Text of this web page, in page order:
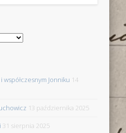
Jonniku 14
13 października 2025
31 sierpnia 2025